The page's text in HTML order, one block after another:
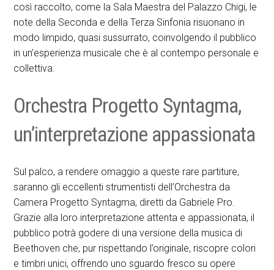
così raccolto, come la Sala Maestra del Palazzo Chigi, le
note della Seconda e della Terza Sinfonia risuonano in
modo limpido, quasi sussurrato, coinvolgendo il pubblico
in un’esperienza musicale che è al contempo personale e
collettiva.
Orchestra Progetto Syntagma,
un’interpretazione appassionata
Sul palco, a rendere omaggio a queste rare partiture,
saranno gli eccellenti strumentisti dell’Orchestra da
Camera Progetto Syntagma, diretti da Gabriele Pro.
Grazie alla loro interpretazione attenta e appassionata, il
pubblico potrà godere di una versione della musica di
Beethoven che, pur rispettando l’originale, riscopre colori
e timbri unici, offrendo uno sguardo fresco su opere